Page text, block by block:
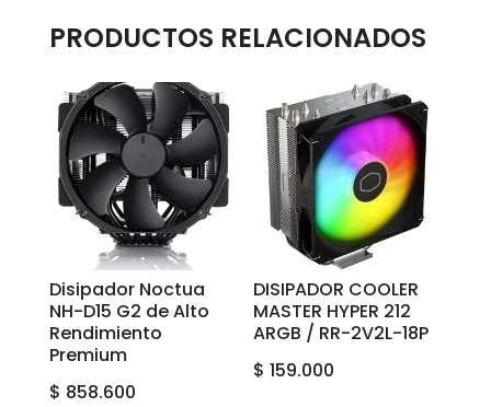
PRODUCTOS RELACIONADOS
Disipador Noctua
NH-D15 G2 de Alto
Rendimiento
Premium
$ 858.600
DISIPADOR COOLER
MASTER HYPER 212
ARGB / RR-2V2L-18P
$ 159.000